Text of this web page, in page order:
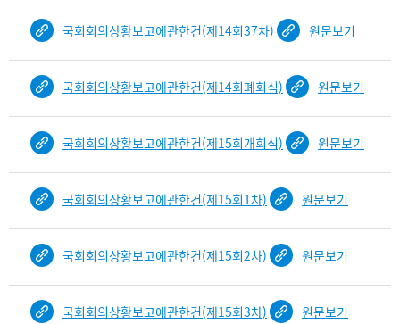
여
i
D
a
국회회의상황보고에관한건(제14회37차) 원문보기
국회회의상황보고에관한건(제14회폐회식) 원문보기
국회회의상황보고에관한건(제15회개회식) 원문보기
국회회의상황보고에관한건(제15회1차) 원문보기
국회회의상황보고에관한건(제15회2차) 원문보기
국회회의상황보고에관한건(제15회3차) 원문보기